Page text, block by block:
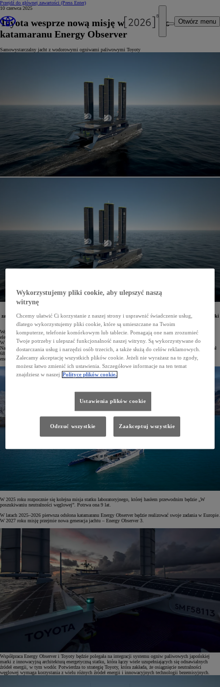
Przejdź do głównej zawartości (Press Enter)
Otwórz menu
10 czerwca 2025
Toyota wesprze nową misję wodorowego
katamaranu Energy Observer
Samowystarczalny jacht z wodorowymi ogniwami paliwowymi Toyoty
zaplanowana jest na lata 2025–2033. Jacht wykorzystuje wodorowe ogniwa paliwowe japońskiej marki
i jest w stanie wyprodukować wodór na pokładzie.
Wodorowy katamaran Energy Observer to samowystarczalny energetycznie jacht. Energia do silnika
elektrycznego produkowana jest w reakcji wodoru z tlenem, a wodór powstaje na pokładzie z wody morskiej.
W bezemisyjnym łańcuchu energetycznym statku kluczową rolę odgrywa system ogniw paliwowych Toyoty.
Na pokładzie generuje on energię o zerowej emisji*. Podczas swojej pierwszej misji Energy Observer pokonał
68 tysięcy mil morskich, czyli trzykrotnie opłynął Ziemię, udowadniając przydatność odnawialnych źródeł
energii w żegludze.
W 2025 roku rozpocznie się kolejna misja statku laboratoryjnego, której hasłem przewodnim będzie „W
poszukiwaniu neutralności węglowej”. Potrwa ona 9 lat.
W latach 2025–2026 pierwsza odsłona katamaranu Energy Observer będzie realizować swoje zadania w Europie.
W 2027 roku misję przejmie nowa generacja jachtu – Energy Observer 3.
Współpraca Energy Observer i Toyoty będzie polegała na integracji systemu ogniw paliwowych japońskiej
marki z innowacyjną architekturą energetyczną statku, która łączy wiele uzupełniających się odnawialnych
źródeł energii, w tym wodór. Potwierdza to strategię Toyoty, która zakłada, że osiągnięcie neutralności
węglowej wymaga korzystania z wielu różnych źródeł energii i innowacyjnych technologii bezemisyjnych.
Wykorzystujemy pliki cookie, aby ulepszyć naszą
witrynę
Chcemy ułatwić Ci korzystanie z naszej strony i usprawnić świadczenie usług,
dlatego wykorzystujemy pliki cookie, które są umieszczane na Twoim
komputerze, telefonie komórkowym lub tablecie. Pomagają one nam zrozumieć
Twoje potrzeby i ulepszać funkcjonalność naszej witryny. Są wykorzystywane do
dostarczania usług i narzędzi osób trzecich, a także służą do celów reklamowych.
Zalecamy akceptację wszystkich plików cookie. Jeżeli nie wyrażasz na to zgody,
możesz łatwo zmienić ich ustawienia. Szczegółowe informacje na ten temat
znajdziesz w naszej Polityce plików cookie.
Ustawienia plików cookie
Odrzuć wszystkie Zaakceptuj wszystkie